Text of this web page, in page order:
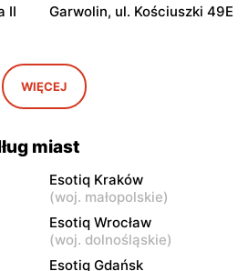
II
Garwolin, ul. Kościuszki 49E
Esotiq
Rawa Mazowiecka, ul.
Tadeusza Kościuszki 10
Esotiq
5
Esotiq
Sokołów Podlaski, ul. Długa
22
WIĘCEJ
miast
Esotiq Kraków
(woj. małopolskie)
Esotiq Wrocław
(woj. dolnośląskie)
Esotiq Gdańsk